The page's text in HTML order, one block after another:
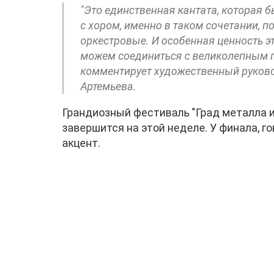
"Это единственная кантата,
с хором, именно в таком сочетании,
оркестровые. И особенная ценность
можем соединиться с великолепным
комментирует художественный
Артемьева.
Грандиозный фестиваль "Град
завершится на этой неделе. У финала,
акцент.